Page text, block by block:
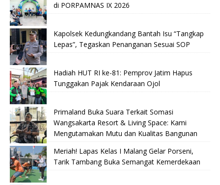
di PORPAMNAS IX 2026
Kapolsek Kedungkandang Bantah Isu “Tangkap
Lepas”, Tegaskan Penanganan Sesuai SOP
Hadiah HUT RI ke-81: Pemprov Jatim Hapus
Tunggakan Pajak Kendaraan Ojol
Primaland Buka Suara Terkait Somasi
Wangsakarta Resort & Living Space: Kami
Mengutamakan Mutu dan Kualitas Bangunan
Meriah! Lapas Kelas I Malang Gelar Porseni,
Tarik Tambang Buka Semangat Kemerdekaan